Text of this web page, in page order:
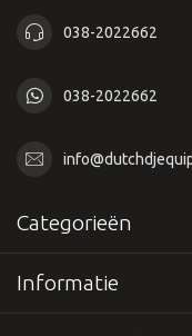
038-2022662
038-2022662
Categorieën
Informatie